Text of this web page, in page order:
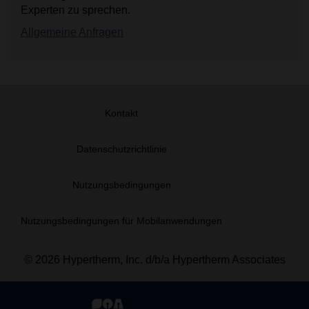
Experten zu sprechen.
Allgemeine Anfragen
Kontakt
Datenschutzrichtlinie
Nutzungsbedingungen
Nutzungsbedingungen für Mobilanwendungen
© 2026 Hypertherm, Inc. d/b/a Hypertherm Associates